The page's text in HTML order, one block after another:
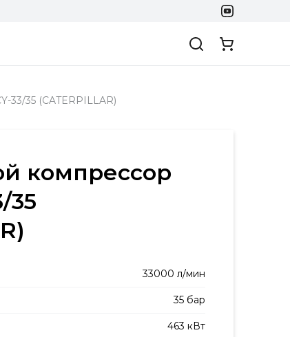
33/35 (CATERPILLAR)
компрессор
35
33000 л/мин
35 бар
463 кВт